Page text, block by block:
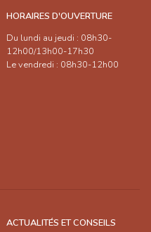
HORAIRES D'OUVERTURE
Du lundi au jeudi : 08h30-
12h00/13h00-17h30
Le vendredi : 08h30-12h00
ACTUALITÉS ET CONSEILS